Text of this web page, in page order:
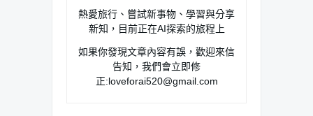
熱愛旅行、嘗試新事物、學習與分享
新知，目前正在AI探索的旅程上
如果你發現文章內容有誤，歡迎來信
告知，我們會立即修
正:loveforai520@gmail.com